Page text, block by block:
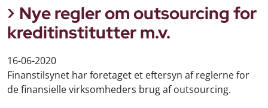
Nye regler om outsourcing for
kreditinstitutter m.v.
16-06-2020
Finanstilsynet har foretaget et eftersyn af reglerne for
de finansielle virksomheders brug af outsourcing.